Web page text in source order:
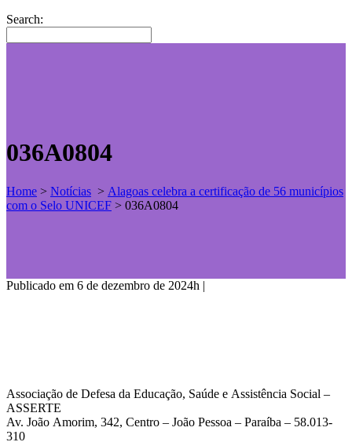
Search:
036A0804
Home > Notícias > Alagoas celebra a certificação de 56 municípios
com o Selo UNICEF > 036A0804
Publicado em 6 de dezembro de 2024h |
Associação de Defesa da Educação, Saúde e Assistência Social –
ASSERTE
Av. João Amorim, 342, Centro – João Pessoa – Paraíba – 58.013-
310